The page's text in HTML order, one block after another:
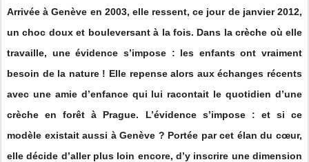
Arrivée à Genève en 2003, elle ressent, ce jour de janvier 2012,
un choc doux et bouleversant à la fois. Dans la crèche où elle
travaille, une évidence s’impose : les enfants ont vraiment
besoin de la nature ! Elle repense alors aux échanges récents
avec une amie d’enfance qui lui racontait le quotidien d’une
crèche en forêt à Prague. L’évidence s’impose : et si ce
modèle existait aussi à Genève ? Portée par cet élan du cœur,
elle décide d’aller plus loin encore, d’y inscrire une dimension